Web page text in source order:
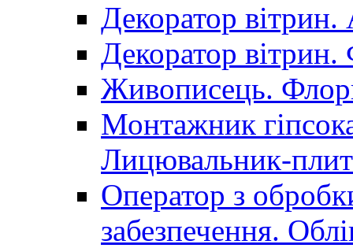
Декоратор вітрин.
Декоратор вітрин.
Живописець.
Монтажник
Лицювальник-
Оператор з
забезпечення.